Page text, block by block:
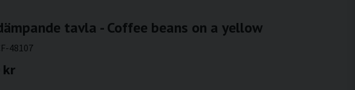
tavla - Coffee beans on a yellow
48107
kr